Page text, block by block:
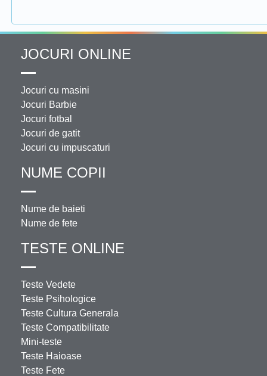
JOCURI ONLINE
Jocuri cu masini
Jocuri Barbie
Jocuri fotbal
Jocuri de gatit
Jocuri cu impuscaturi
NUME COPII
Nume de baieti
Nume de fete
TESTE ONLINE
Teste Vedete
Teste Psihologice
Teste Cultura Generala
Teste Compatibilitate
Mini-teste
Teste Haioase
Teste Fete